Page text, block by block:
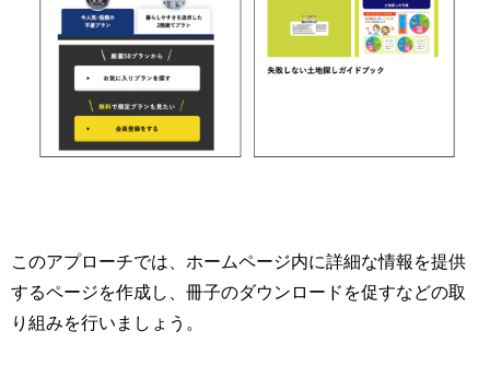
このアプローチでは、ホームページ内に詳細な情報を提供
するページを作成し、冊子のダウンロードを促すなどの取
り組みを行いましょう。